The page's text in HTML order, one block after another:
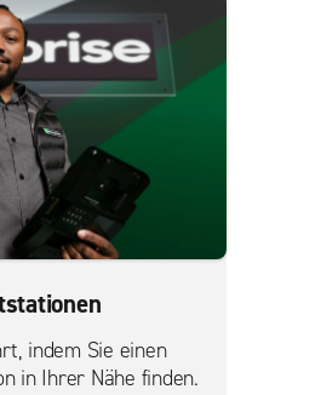
indem Sie einen
in Ihrer Nähe finden.